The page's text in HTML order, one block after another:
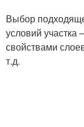
Выбор
условий участка
свойствами
т.д.